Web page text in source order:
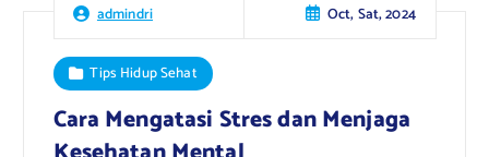
admindri Oct, Sat, 2024
Tips Hidup Sehat
Cara Mengatasi Stres dan Menjaga